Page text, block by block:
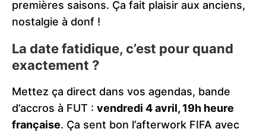
premières saisons. Ça fait plaisir aux anciens,
nostalgie à donf !
La date fatidique, c’est pour quand
exactement ?
Mettez ça direct dans vos agendas, bande
d’accros à FUT : vendredi 4 avril, 19h heure
française. Ça sent bon l’afterwork FIFA avec